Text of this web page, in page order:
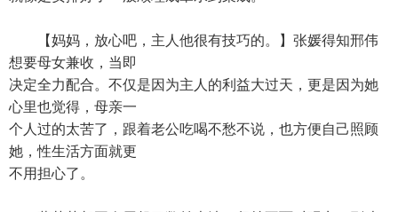
【妈妈，放心吧，主人他很有技巧的。】张媛得知邢伟
想要母女兼收，当即
决定全力配合。不仅是因为主人的利益大过天，更是因为她
心里也觉得，母亲一
个人过的太苦了，跟着老公吃喝不愁不说，也方便自己照顾
她，性生活方面就更
不用担心了。